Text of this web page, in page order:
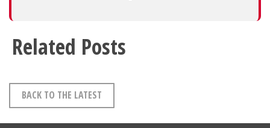
Related Posts
BACK TO THE LATEST